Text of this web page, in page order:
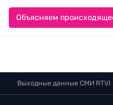
Объясняем
Выходные данные СМИ RTVI